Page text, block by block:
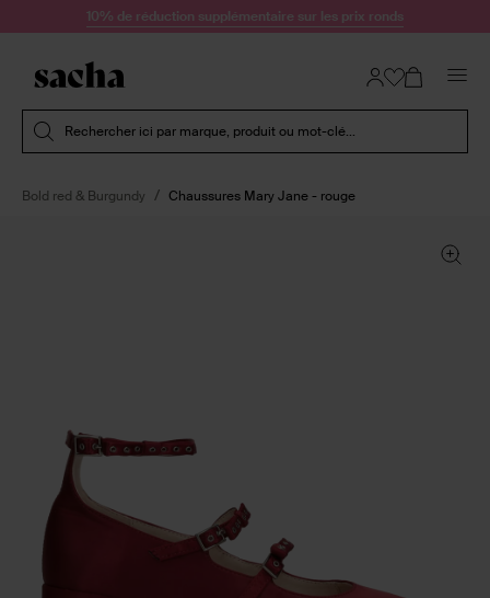
Passer au contenu10% de réduction supplémentaire sur les prix ronds
Rechercher ici par marque, produit ou mot-clé...
Bold red & Burgundy Chaussures Mary Jane - rouge